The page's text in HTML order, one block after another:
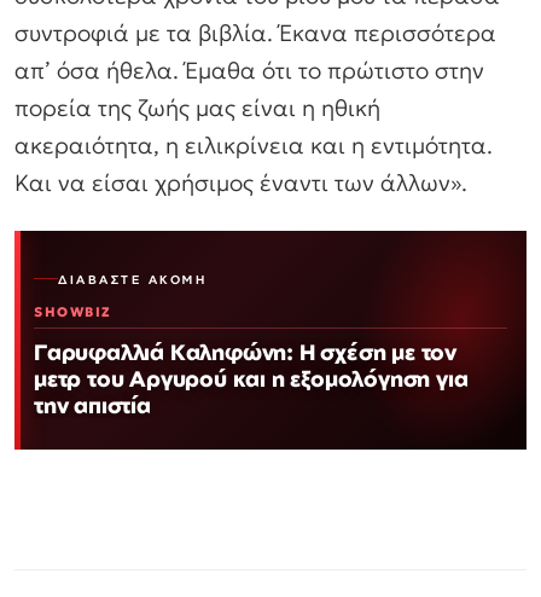
συντροφιά με τα βιβλία. Έκανα περισσότερα
απ’ όσα ήθελα. Έμαθα ότι το πρώτιστο στην
πορεία της ζωής μας είναι η ηθική
ακεραιότητα, η ειλικρίνεια και η εντιμότητα.
Και να είσαι χρήσιμος έναντι των άλλων».
ΔΙΑΒΆΣΤΕ ΑΚΌΜΗ
SHOWBIZ
Γαρυφαλλιά Καληφώνη: Η σχέση με τον
μετρ του Αργυρού και η εξομολόγηση για
την απιστία